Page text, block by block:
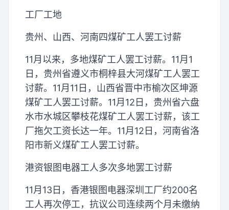
工厂工地
贵州、山西、河南四煤矿工人罢工讨薪
11月以来，多地煤矿工人罢工讨薪。11月1
日，贵州省遵义市桐梓县大河煤矿工人罢工
讨薪。11月11日，山西省晋中市榆次区坤源
煤矿工人罢工讨薪。11月12日，贵州省六盘
水市水城区攀枝花煤矿工人罢工讨薪，该工
厂拖欠工资长达一年。11月12日，河南省洛
阳市新义煤矿工人罢工讨薪。
港资银图电器工人多次多地罢工讨薪
11月13日，香港银图电器深圳工厂约200名
工人再次停工，抗议公司连续两个月未缴纳